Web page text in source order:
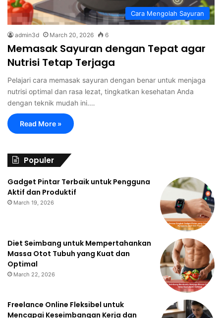
Cara Mengolah Sayuran
admin3d March 20, 2026 6
Memasak Sayuran dengan Tepat agar
Nutrisi Tetap Terjaga
Pelajari cara memasak sayuran dengan benar untuk menjaga
nutrisi optimal dan rasa lezat, tingkatkan kesehatan Anda
dengan teknik mudah ini.…
Read More »
Populer
Gadget Pintar Terbaik untuk Pengguna
Aktif dan Produktif
March 19, 2026
Diet Seimbang untuk Mempertahankan
Massa Otot Tubuh yang Kuat dan
Optimal
March 22, 2026
Freelance Online Fleksibel untuk
Mencapai Keseimbangan Kerja dan